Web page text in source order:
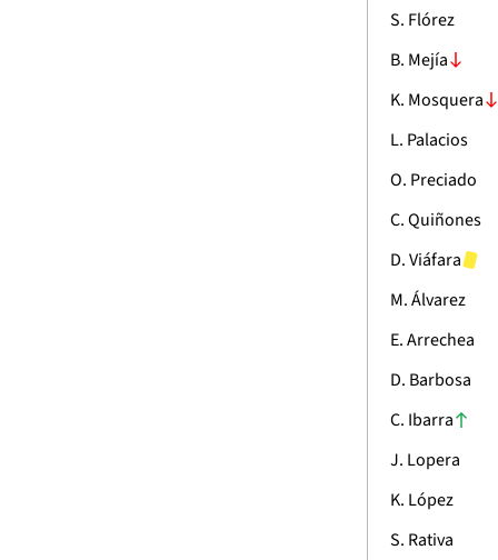
S. Flórez
B. Mejía
K. Mosquera
L. Palacios
O. Preciado
C. Quiñones
D. Viáfara
M. Álvarez
E. Arrechea
D. Barbosa
C. Ibarra
J. Lopera
K. López
S. Rativa